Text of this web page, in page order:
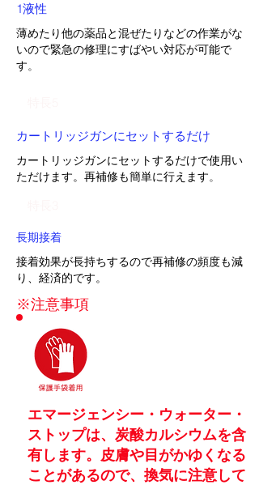
カートリッジガンにセットするだけで使用い
ただけます。再補修も簡単に行えます。
カートリッジガンにセットするだけ
1液性
薄めたり他の薬品と混ぜたりなどの作業がな
いので緊急の修理にすばやい対応が可能で
す。
長期接着
接着効果が長持ちするので再補修の頻度も減
り、経済的です。
エマージェンシー・ウォーター・
ストップは、炭酸カルシウムを含
有します。皮膚や目がかゆくなる
ことがあるので、換気に注意して
※注意事項